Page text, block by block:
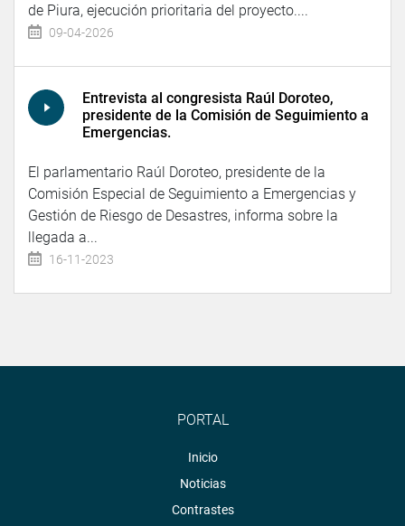
de Piura, ejecución prioritaria del proyecto....
09-04-2026
Entrevista al congresista Raúl Doroteo,
presidente de la Comisión de Seguimiento a
Emergencias.
El parlamentario Raúl Doroteo, presidente de la
Comisión Especial de Seguimiento a Emergencias y
Gestión de Riesgo de Desastres, informa sobre la
llegada a...
16-11-2023
PORTAL
Inicio
Noticias
Contrastes